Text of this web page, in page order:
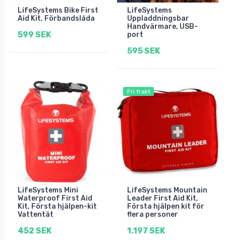
LifeSystems Bike First
Aid Kit, Förbandslåda
599 SEK
LifeSystems
Uppladdningsbar
Handvärmare, USB-
port
595 SEK
LifeSystems Mini
Waterproof First Aid
Kit, Första hjälpen-kit
Vattentät
452 SEK
Fri frakt
LifeSystems Mountain
Leader First Aid Kit,
Första hjälpen kit för
flera personer
1.197 SEK